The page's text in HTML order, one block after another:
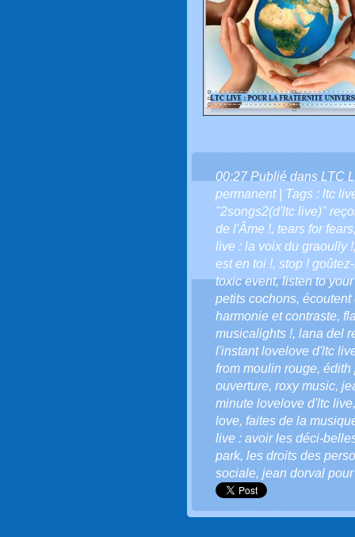
00:27 Publié dans LTC
permanent| Tags : ltc
"2songs2(d'ltc live)"
de l'Âme !, tears for fears
live : la voix du graoully !
est en toi !, stop !
toxic event,listen to
petits cochons, écoutent
harmonie et contraste,
musicalights !, lana del
l'instant lovelove d'ltc
from moulin rouge, édith
ouverture, roxy music,
minute lovelove d'ltc live
love, faites de la
live : avoir les déci-
park, les droits des
sociale, jean dorval